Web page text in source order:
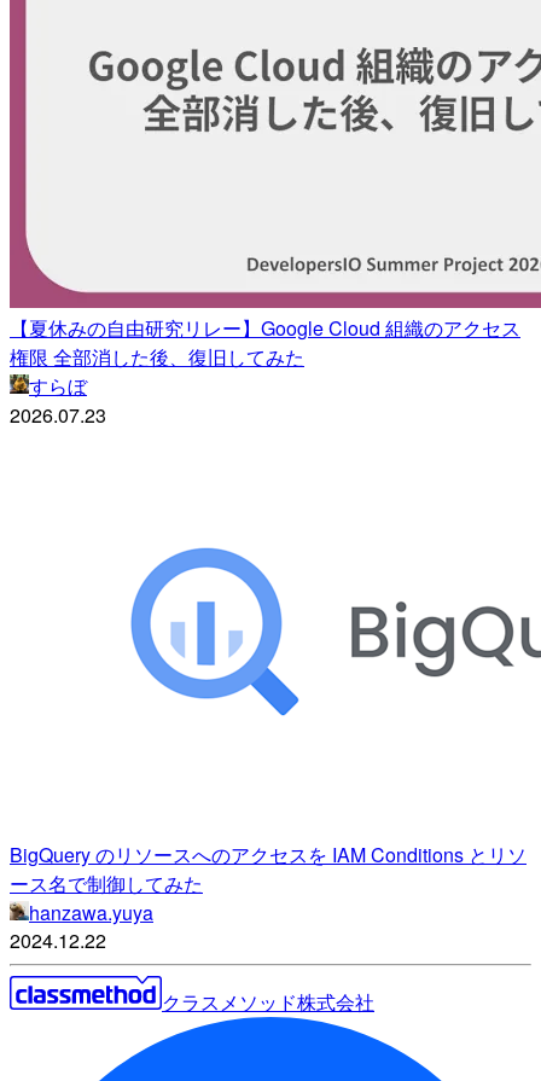
【夏休みの自由研究リレー】Google Cloud 組織のアクセス
権限 全部消した後、復旧してみた
すらぼ
2026.07.23
BigQuery のリソースへのアクセスを IAM Conditions とリソ
ース名で制御してみた
hanzawa.yuya
2024.12.22
クラスメソッド株式会社